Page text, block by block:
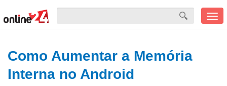
Como Aumentar a Memória
Interna no Android